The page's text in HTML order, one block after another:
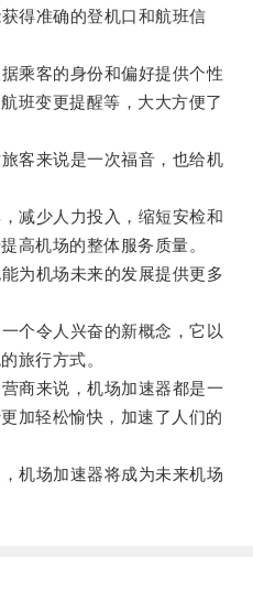
准确的登机口和航班信
客的身份和偏好提供个性
班变更提醒等，大大方便了
来说是一次福音，也给机
少人力投入，缩短安检和
高机场的整体服务质量。
机场未来的发展提供更多
令人兴奋的新概念，它以
旅行方式。
来说，机场加速器都是一
加轻松愉快，加速了人们的
场加速器将成为未来机场